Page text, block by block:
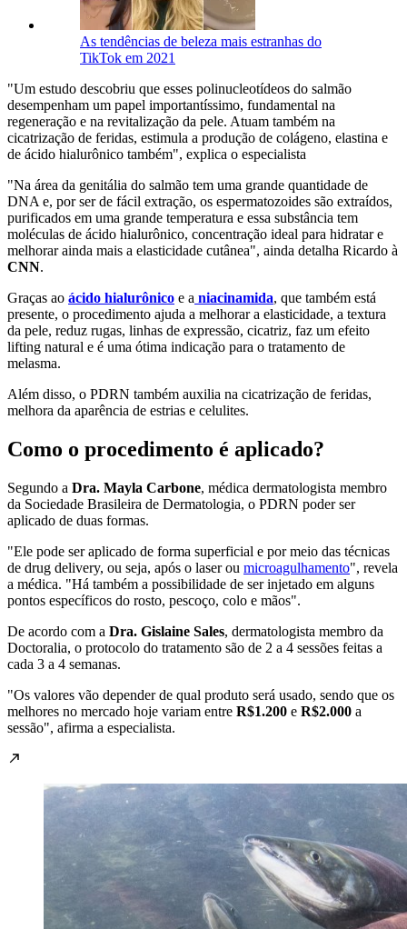
As tendências de beleza mais estranhas do
TikTok em 2021
"Um estudo descobriu que esses polinucleotídeos do salmão
desempenham um papel importantíssimo, fundamental na
regeneração e na revitalização da pele. Atuam também na
cicatrização de feridas, estimula a produção de colágeno, elastina e
de ácido hialurônico também", explica o especialista
"Na área da genitália do salmão tem uma grande quantidade de
DNA e, por ser de fácil extração, os espermatozoides são extraídos,
purificados em uma grande temperatura e essa substância tem
moléculas de ácido hialurônico, concentração ideal para hidratar e
melhorar ainda mais a elasticidade cutânea", ainda detalha Ricardo à
CNN.
Graças ao ácido hialurônico e a niacinamida, que também está
presente, o procedimento ajuda a melhorar a elasticidade, a textura
da pele, reduz rugas, linhas de expressão, cicatriz, faz um efeito
lifting natural e é uma ótima indicação para o tratamento de
melasma.
Além disso, o PDRN também auxilia na cicatrização de feridas,
melhora da aparência de estrias e celulites.
Como o procedimento é aplicado?
Segundo a Dra. Mayla Carbone, médica dermatologista membro
da Sociedade Brasileira de Dermatologia, o PDRN poder ser
aplicado de duas formas.
"Ele pode ser aplicado de forma superficial e por meio das técnicas
de drug delivery, ou seja, após o laser ou microagulhamento", revela
a médica. "Há também a possibilidade de ser injetado em alguns
pontos específicos do rosto, pescoço, colo e mãos".
De acordo com a Dra. Gislaine Sales, dermatologista membro da
Doctoralia, o protocolo do tratamento são de 2 a 4 sessões feitas a
cada 3 a 4 semanas.
"Os valores vão depender de qual produto será usado, sendo que os
melhores no mercado hoje variam entre R$1.200 e R$2.000 a
sessão", afirma a especialista.